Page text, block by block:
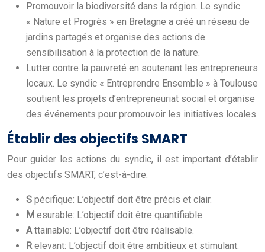
Promouvoir la biodiversité dans la région. Le syndic
« Nature et Progrès » en Bretagne a créé un réseau de
jardins partagés et organise des actions de
sensibilisation à la protection de la nature.
Lutter contre la pauvreté en soutenant les entrepreneurs
locaux. Le syndic « Entreprendre Ensemble » à Toulouse
soutient les projets d’entrepreneuriat social et organise
des événements pour promouvoir les initiatives locales.
Établir des objectifs SMART
Pour guider les actions du syndic, il est important d’établir
des objectifs SMART, c’est-à-dire:
S pécifique: L’objectif doit être précis et clair.
M esurable: L’objectif doit être quantifiable.
Attainable: L’objectif doit être réalisable.
Relevant: L’objectif doit être ambitieux et stimulant.